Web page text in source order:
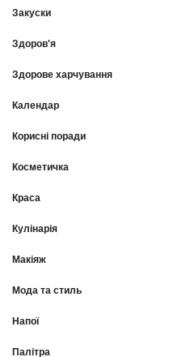
Закуски
Здоров'я
Здорове харчування
Календар
Корисні поради
Косметичка
Краса
Кулінарія
Макіяж
Мода та стиль
Напої
Палітра